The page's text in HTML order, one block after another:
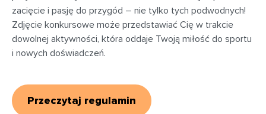
zacięcie i pasję do przygód – nie tylko tych podwodnych!
Zdjęcie konkursowe może przedstawiać Cię w trakcie
dowolnej aktywności, która oddaje Twoją miłość do sportu
i nowych doświadczeń.
Przeczytaj regulamin